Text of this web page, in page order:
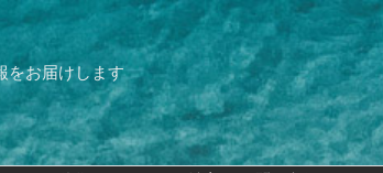
をお届けします